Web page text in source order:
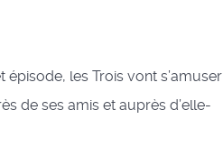
les Trois vont s’amuser
de ses amis et auprès d’elle-